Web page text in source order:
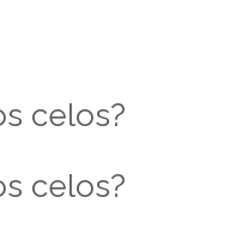
celos?
celos?